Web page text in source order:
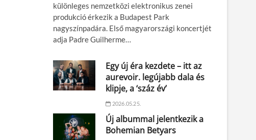
különleges nemzetközi elektronikus zenei
produkció érkezik a Budapest Park
nagyszínpadára. Első magyarországi koncertjét
adja Padre Guilherme…
Egy új éra kezdete – itt az
aurevoir. legújabb dala és
klipje, a ‘száz év’
2026.05.25.
Új albummal jelentkezik a
Bohemian Betyars